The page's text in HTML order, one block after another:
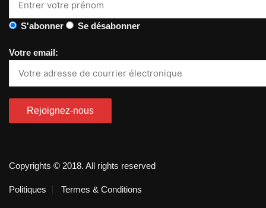
S'abonner Se désabonner
Votre email:
Copyrights © 2018. All rights reserved
Politiques Termes & Conditions